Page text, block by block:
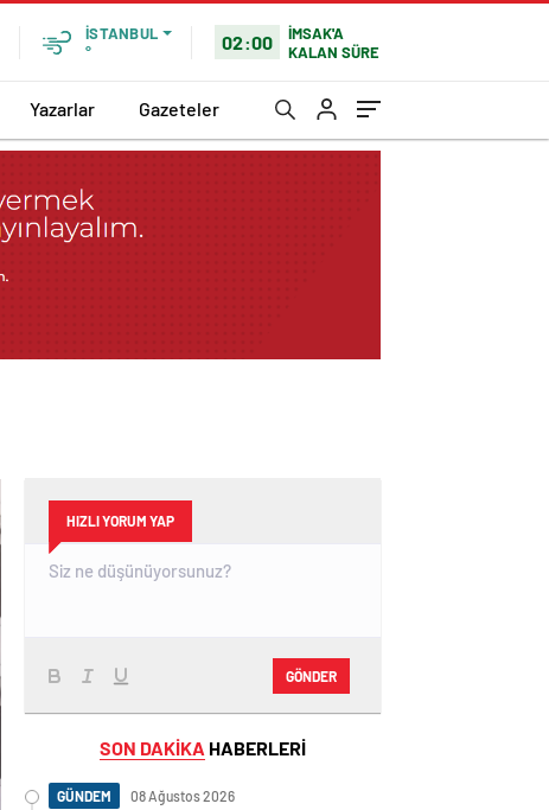
İSTANBUL
°
02:00
İMSAK'A
KALAN SÜRE
Yazarlar Gazeteler
HIZLI YORUM YAP
GÖNDER
SON DAKİKA HABERLERİ
GÜNDEM 08 Ağustos 2026